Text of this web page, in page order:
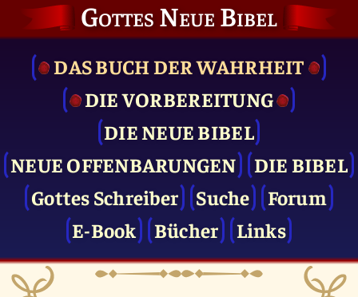
Gottes Neue Bibel
DAS BUCH DER WAHRHEIT
DIE VOR­BEREITUNG
DIE NEUE BIBEL
NEUE OFFENBARUNGEN
DIE BIBEL
Gottes Schreiber
Suche
Forum
E-Book
Bücher Links